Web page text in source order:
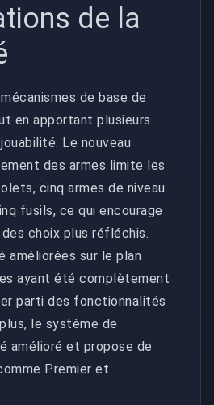
de la
de base de
en apportant plusieurs
Le nouveau
des armes limite les
cinq armes de niveau
fusils, ce qui encourage
choix plus réfléchis.
améliorées sur le plan
ayant été complètement
parti des fonctionnalités
le système de
amélioré et propose de
Premier et